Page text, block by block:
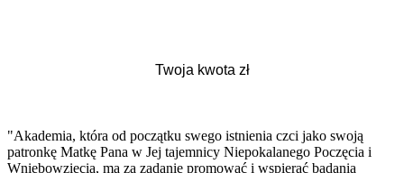
"Akademia, która od początku swego istnienia czci jako swoją
patronkę Matkę Pana w Jej tajemnicy Niepokalanego Poczęcia i
Wniebowzięcia, ma za zadanie promować i wspierać badania